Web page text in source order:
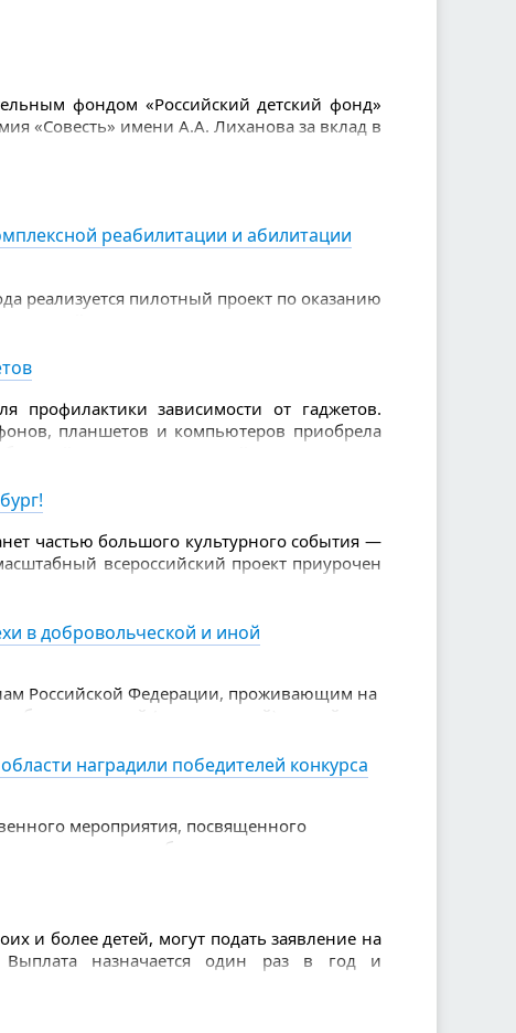
и молодежью, в том числе в рамках
фондом «Российский детский фонд»
«Совесть» имени А.А. Лиханова за вклад в
реабилитации и абилитации
реализуется пилотный проект по оказанию
зависимости от гаджетов.
планшетов и компьютеров приобрела
частью большого культурного события —
всероссийский проект приурочен
в добровольческой и иной
Российской Федерации, проживающим на
(волонтерской) и иной
наградили победителей конкурса
мероприятия, посвященного
награды победителям вручила
— Министр здравоохранения Свердловской
и более детей, могут подать заявление на
назначается один раз в год и